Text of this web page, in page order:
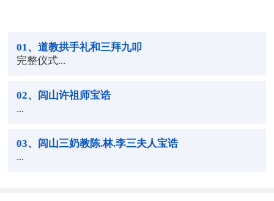
01 、道教拱手礼和三拜九叩
完整仪式...
02、闾山许祖师宝诰
...
03、闾山三奶教陈.林.李三夫人宝诰
...